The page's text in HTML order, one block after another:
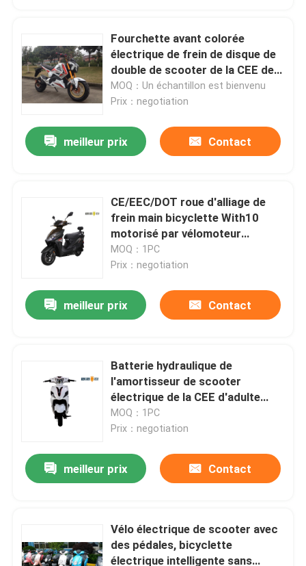
Accueil
Contacts
Fourchette avant colorée
électrique de frein de disque de
double de scooter de la CEE de
moto
MOQ：Un échantillon est bienvenu
Prix：negotiation
meilleur prix Contact
CE/EEC/DOT roue d'alliage de
frein main bicyclette With10
motorisé par vélomoteur
électrique »
MOQ：1PC
Prix：negotiation
meilleur prix Contact
Batterie hydraulique de
l'amortisseur de scooter
électrique de la CEE d'adulte
800w 60v
MOQ：1PC
Prix：negotiation
meilleur prix Contact
Vélo électrique de scooter avec
des pédales, bicyclette
électrique intelligente sans